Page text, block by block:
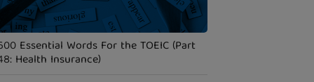
Essential Words For the TOEIC (Part
Health Insurance)